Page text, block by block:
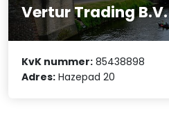
Vertur Trading B.V.
KvK nummer: 85438898
Adres: Hazepad 20